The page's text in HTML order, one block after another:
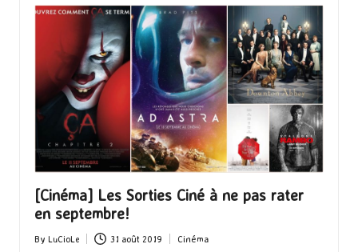
[Cinéma] Les Sorties Ciné à ne pas rater
en septembre!
Posted
By LuCioLe 31 août 2019
Posted
Cinéma